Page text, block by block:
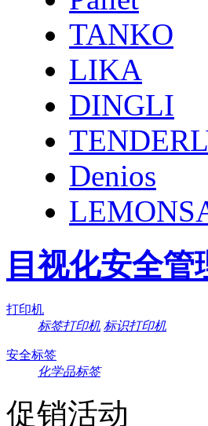
TANKO
LIKA
DINGLI
Denios
目视化安全管
打印机
标签打印机 标识打印机
安全标签
化学品标签
促销活动